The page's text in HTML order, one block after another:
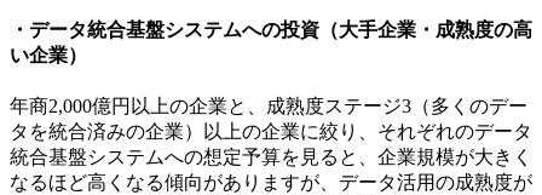
・データ統合基盤システムへの投資（大手企業・成熟度の高
い企業）
年商2,000億円以上の企業と、成熟度ステージ3（多くのデー
タを統合済みの企業）以上の企業に絞り、それぞれのデータ
統合基盤システムへの想定予算を見ると、企業規模が大きく
なるほど高くなる傾向がありますが、データ活用の成熟度が